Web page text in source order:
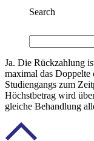
Search
Ja. Die Rückzahlung
maximal das Doppelte
Studiengangs zum
Höchstbetrag wird
gleiche Behandlung